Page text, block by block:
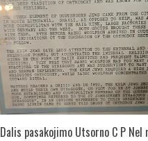
Dalis pasakojimo Utsorno C P Nel